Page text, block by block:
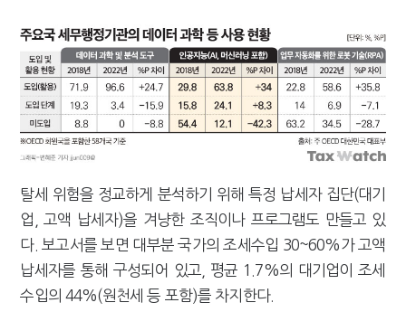
탈세 위험을 정교하게 분석하기 위해 특정 납세자 집단(대기
업, 고액 납세자)을 겨냥한 조직이나 프로그램도 만들고 있
다. 보고서를 보면 대부분 국가의 조세수입 30~60%가 고액
납세자를 통해 구성되어 있고, 평균 1.7%의 대기업이 조세
수입의 44%(원천세 등 포함)를 차지한다.